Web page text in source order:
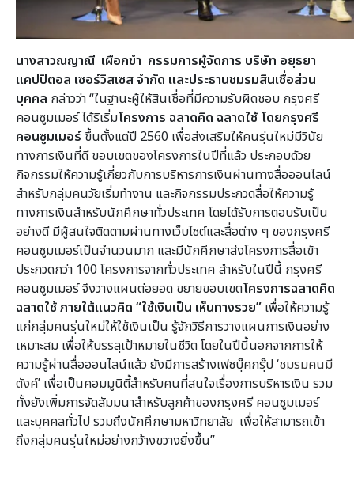
นางสาวณญาณี เผือกขำ กรรมการผู้จัดการ บริษัท อยุธยา
แคปปิตอล เซอร์วิสเซส จำกัด และประธานชมรมสินเชื่อส่วน
บุคคล กล่าวว่า “ในฐานะผู้ให้สินเชื่อที่มีความรับผิดชอบ กรุงศรี
คอนซูมเมอร์ ได้ริเริ่มโครงการ ฉลาดคิด ฉลาดใช้ โดยกรุงศรี
คอนซูมเมอร์ ขึ้นตั้งแต่ปี 2560 เพื่อส่งเสริมให้คนรุ่นใหม่มีวินัย
ทางการเงินที่ดี ขอบเขตของโครงการในปีที่แล้ว ประกอบด้วย
กิจกรรมให้ความรู้เกี่ยวกับการบริหารการเงินผ่านทางสื่อออนไลน์
สำหรับกลุ่มคนวัยเริ่มทำงาน และกิจกรรมประกวดสื่อให้ความรู้
ทางการเงินสำหรับนักศึกษาทั่วประเทศ โดยได้รับการตอบรับเป็น
อย่างดี มีผู้สนใจติดตามผ่านทางเว็บไซต์และสื่อต่าง ๆ ของกรุงศรี
คอนซูมเมอร์เป็นจำนวนมาก และมีนักศึกษาส่งโครงการสื่อเข้า
ประกวดกว่า 100 โครงการจากทั่วประเทศ สำหรับในปีนี้ กรุงศรี
คอนซูมเมอร์ จึงวางแผนต่อยอด ขยายขอบเขตโครงการฉลาดคิด
ฉลาดใช้ ภายใต้แนวคิด “ใช้เงินเป็น เห็นทางรวย” เพื่อให้ความรู้
แก่กลุ่มคนรุ่นใหม่ให้ใช้เงินเป็น รู้จักวิธีการวางแผนการเงินอย่าง
เหมาะสม เพื่อให้บรรลุเป้าหมายในชีวิต โดยในปีนี้นอกจากการให้
ความรู้ผ่านสื่อออนไลน์แล้ว ยังมีการสร้างเฟซบุ๊คกรุ๊ป ‘ชมรมคนมี
ตังค์’ เพื่อเป็นคอมมูนิตี้สำหรับคนที่สนใจเรื่องการบริหารเงิน รวม
ทั้งยังเพิ่มการจัดสัมมนาสำหรับลูกค้าของกรุงศรี คอนซูมเมอร์
และบุคคลทั่วไป รวมถึงนักศึกษามหาวิทยาลัย เพื่อให้สามารถเข้า
ถึงกลุ่มคนรุ่นใหม่อย่างกว้างขวางยิ่งขึ้น”